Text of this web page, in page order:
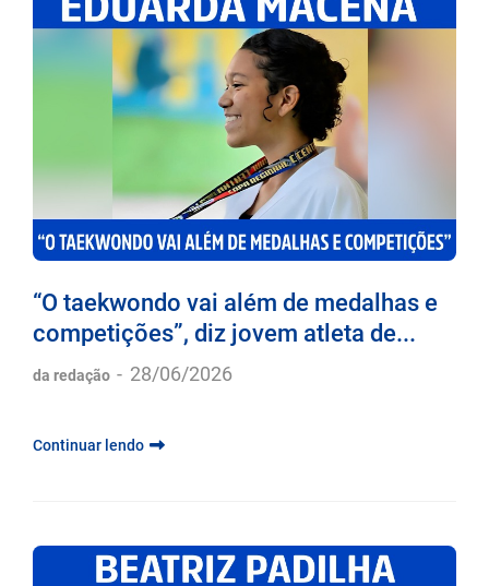
“O taekwondo vai além de medalhas e
competições”, diz jovem atleta de...
da redação - 28/06/2026
Continuar lendo